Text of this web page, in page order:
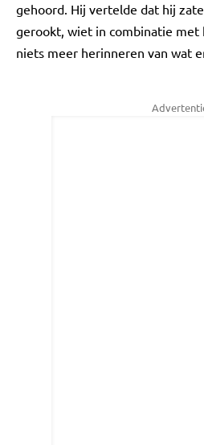
gehoord. Hij vertelde dat hij
gerookt, wiet in combinatie met
niets meer herinneren van wat